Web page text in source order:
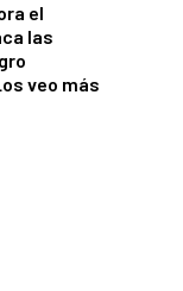
el
las
veo más